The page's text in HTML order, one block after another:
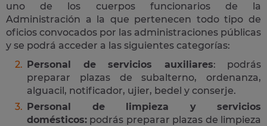
uno de los cuerpos funcionarios de la
Administración a la que pertenecen todo tipo de
oficios convocados por las administraciones públicas
y se podrá acceder a las siguientes categorías:
Personal de servicios auxiliares: podrás
preparar plazas de subalterno, ordenanza,
alguacil, notificador, ujier, bedel y conserje.
Personal de limpieza y servicios
domésticos: podrás preparar plazas de limpieza